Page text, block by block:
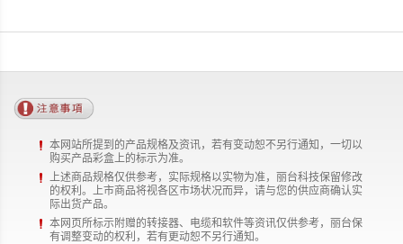
本网站所提到的产品规格及资讯，若有变动恕不另行通知，一切以
购买产品彩盒上的标示为准。
上述商品规格仅供参考，实际规格以实物为准，丽台科技保留修改
的权利。上市商品将视各区市场状况而异，请与您的供应商确认实
际出货产品。
本网页所标示附赠的转接器、电缆和软件等资讯仅供参考，丽台保
有调整变动的权利，若有更动恕不另行通知。